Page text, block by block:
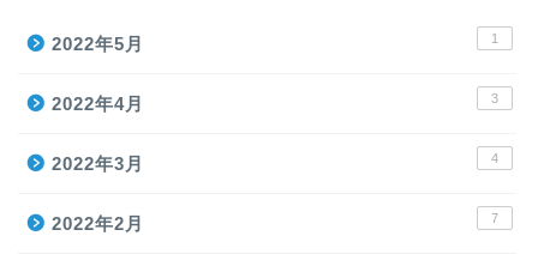
2022年5月 1
2022年4月 3
2022年3月 4
2022年2月 7